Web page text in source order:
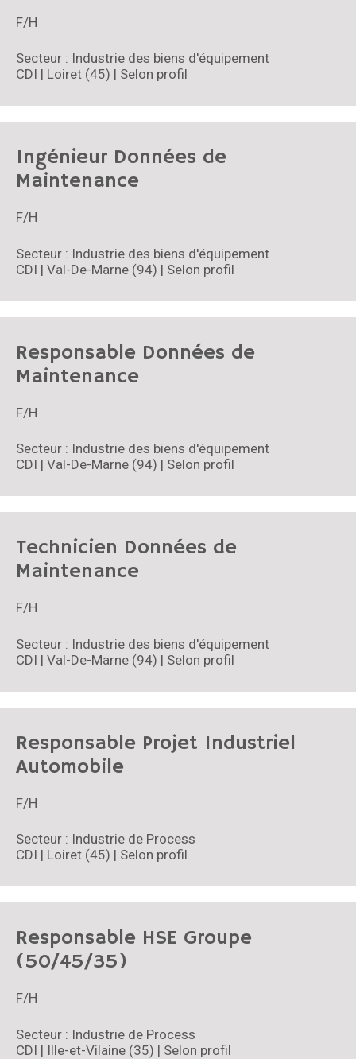
F/H
Secteur : Industrie des biens d'équipement
CDI | Loiret (45) | Selon profil
Ingénieur Données de
Maintenance
F/H
Secteur : Industrie des biens d'équipement
CDI | Val-De-Marne (94) | Selon profil
Responsable Données de
Maintenance
F/H
Secteur : Industrie des biens d'équipement
CDI | Val-De-Marne (94) | Selon profil
Technicien Données de
Maintenance
F/H
Secteur : Industrie des biens d'équipement
CDI | Val-De-Marne (94) | Selon profil
Responsable Projet Industriel
Automobile
F/H
Secteur : Industrie de Process
CDI | Loiret (45) | Selon profil
Responsable HSE Groupe
(50/45/35)
F/H
Secteur : Industrie de Process
CDI | Ille-et-Vilaine (35) | Selon profil